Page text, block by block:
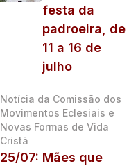
festa da
padroeira, de
11 a 16 de
julho
Notícia da Comissão dos
Movimentos Eclesiais e
Novas Formas de Vida
Cristã
25/07: Mães que